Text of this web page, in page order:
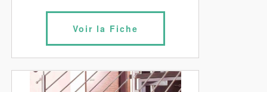
Voir la Fiche